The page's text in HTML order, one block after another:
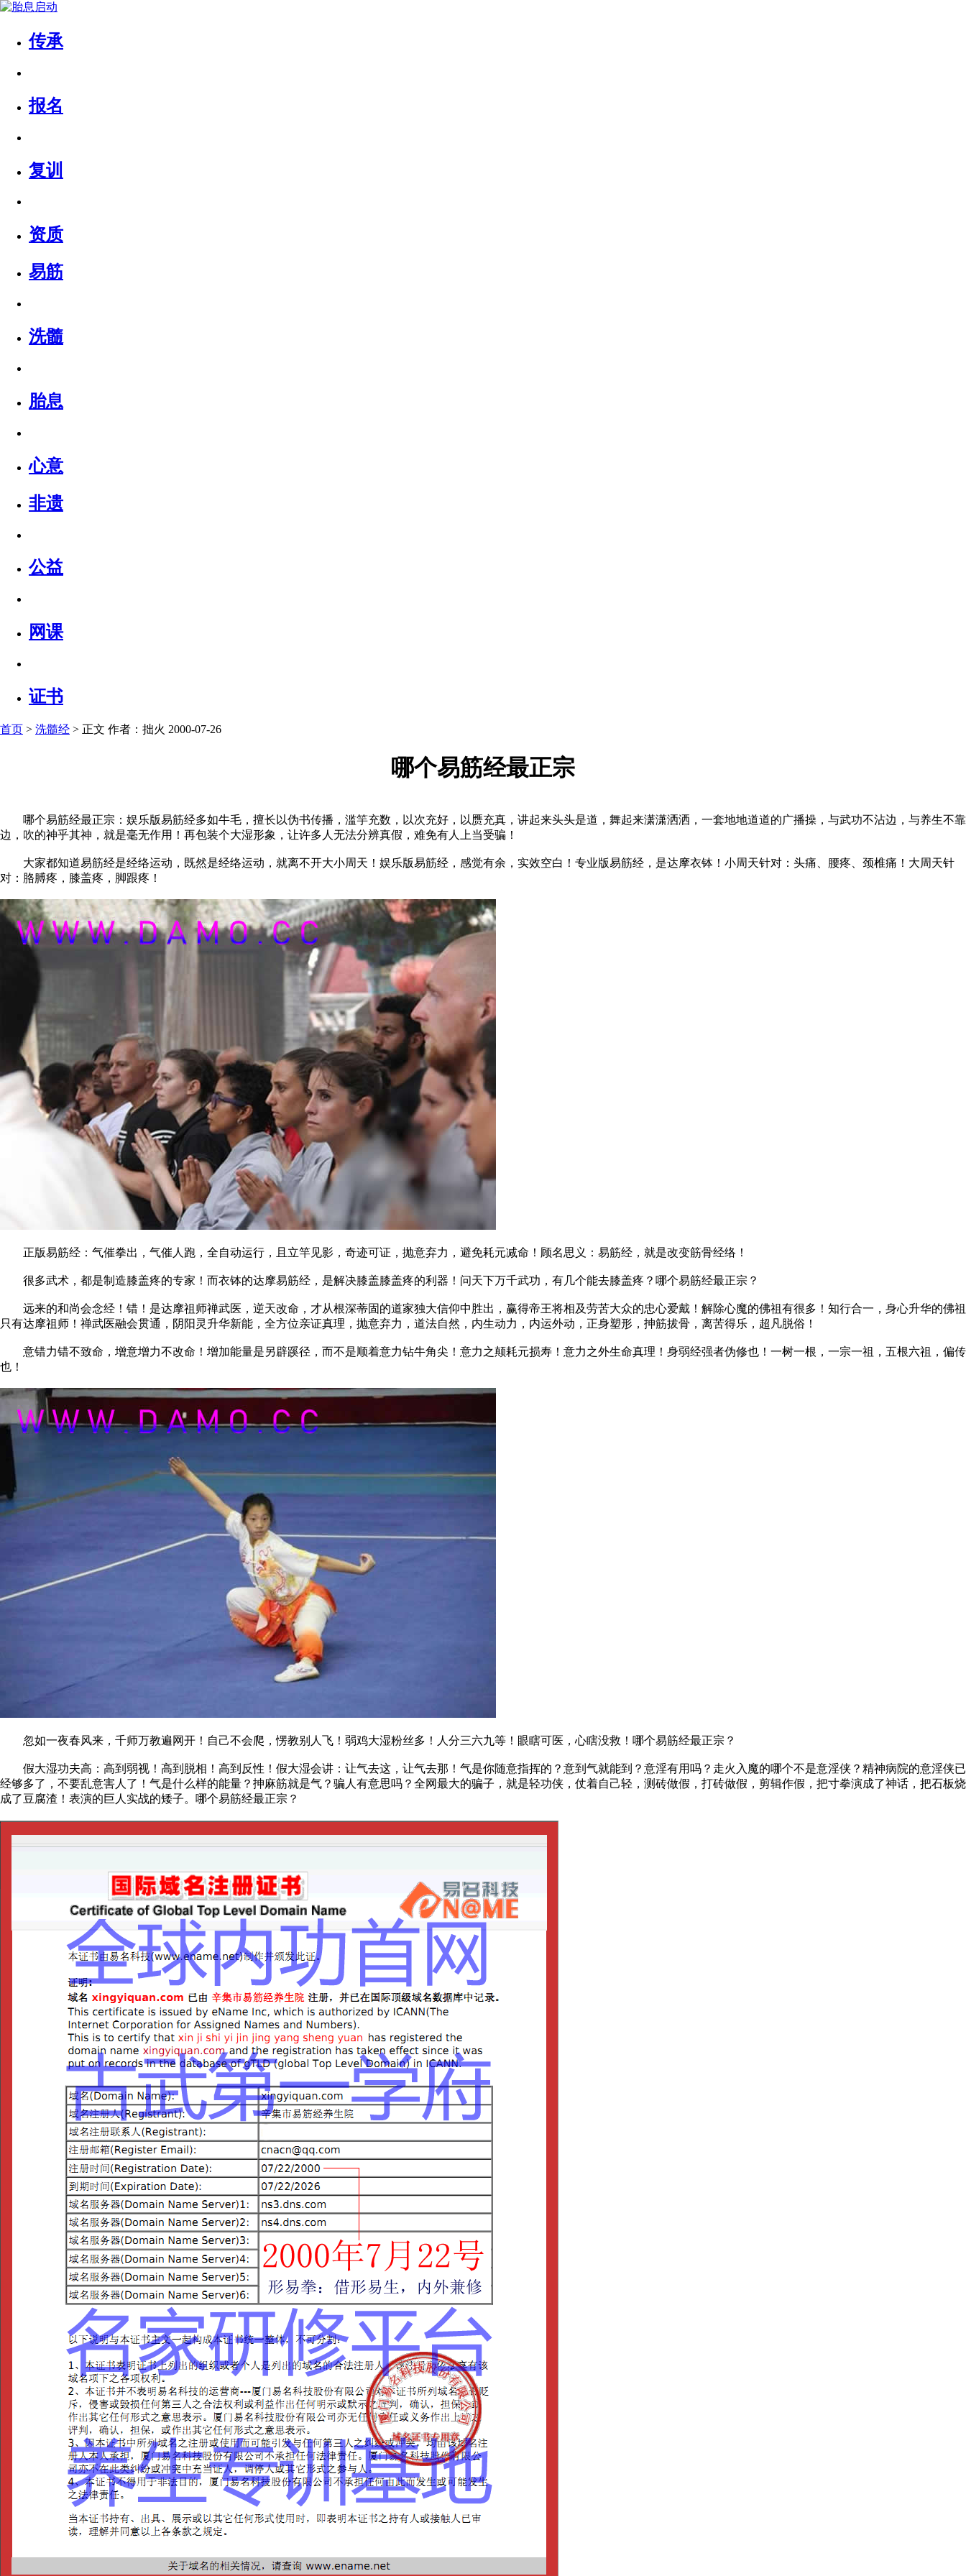
传承
报名
复训
资质
易筋
洗髓
胎息
心意
非遗
公益
网课
证书
首页 > 洗髓经 > 正文 作者：拙火 2000-07-26
哪个易筋经最正宗
哪个易筋经最正宗：娱乐版易筋经多如牛毛，擅长以伪书传播，滥竽充数，以次充好，以赝充真，讲起来头头是道，舞起来潇潇洒洒，一套地地道道的广播操，与武功不沾边，与养生不靠
边，吹的神乎其神，就是毫无作用！再包装个大湿形象，让许多人无法分辨真假，难免有人上当受骗！
大家都知道易筋经是经络运动，既然是经络运动，就离不开大小周天！娱乐版易筋经，感觉有余，实效空白！专业版易筋经，是达摩衣钵！小周天针对：头痛、腰疼、颈椎痛！大周天针
对：胳膊疼，膝盖疼，脚跟疼！
正版易筋经：气催拳出，气催人跑，全自动运行，且立竿见影，奇迹可证，抛意弃力，避免耗元减命！顾名思义：易筋经，就是改变筋骨经络！
很多武术，都是制造膝盖疼的专家！而衣钵的达摩易筋经，是解决膝盖膝盖疼的利器！问天下万千武功，有几个能去膝盖疼？哪个易筋经最正宗？
远来的和尚会念经！错！是达摩祖师禅武医，逆天改命，才从根深蒂固的道家独大信仰中胜出，赢得帝王将相及劳苦大众的忠心爱戴！解除心魔的佛祖有很多！知行合一，身心升华的佛祖
只有达摩祖师！禅武医融会贯通，阴阳灵升华新能，全方位亲证真理，抛意弃力，道法自然，内生动力，内运外动，正身塑形，抻筋拔骨，离苦得乐，超凡脱俗！
意错力错不致命，增意增力不改命！增加能量是另辟蹊径，而不是顺着意力钻牛角尖！意力之颠耗元损寿！意力之外生命真理！身弱经强者伪修也！一树一根，一宗一祖，五根六祖，偏传
也！
忽如一夜春风来，千师万教遍网开！自己不会爬，愣教别人飞！弱鸡大湿粉丝多！人分三六九等！眼瞎可医，心瞎没救！哪个易筋经最正宗？
假大湿功夫高：高到弱视！高到脱相！高到反性！假大湿会讲：让气去这，让气去那！气是你随意指挥的？意到气就能到？意淫有用吗？走火入魔的哪个不是意淫侠？精神病院的意淫侠已
经够多了，不要乱意害人了！气是什么样的能量？抻麻筋就是气？骗人有意思吗？全网最大的骗子，就是轻功侠，仗着自己轻，测砖做假，打砖做假，剪辑作假，把寸拳演成了神话，把石板烧
成了豆腐渣！表演的巨人实战的矮子。哪个易筋经最正宗？